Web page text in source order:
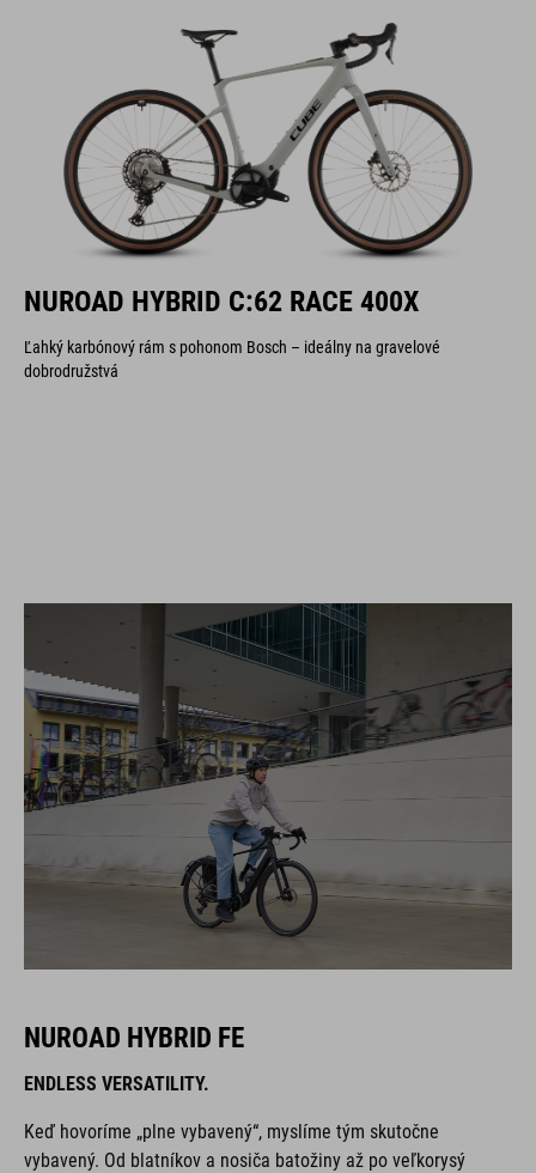
NUROAD HYBRID C:62 RACE 400X
Ľahký karbónový rám s pohonom Bosch – ideálny na gravelové
dobrodružstvá
NUROAD HYBRID FE
ENDLESS VERSATILITY.
Keď hovoríme „plne vybavený“, myslíme tým skutočne
vybavený. Od blatníkov a nosiča batožiny až po veľkorysý